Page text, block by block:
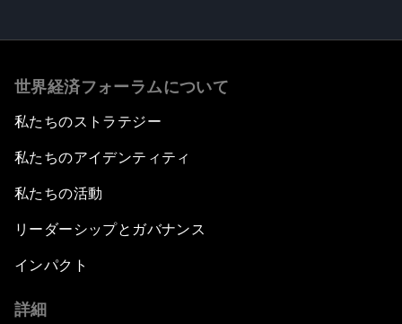
世界経済フォーラムについて
私たちのストラテジー
私たちのアイデンティティ
私たちの活動
リーダーシップとガバナンス
インパクト
詳細